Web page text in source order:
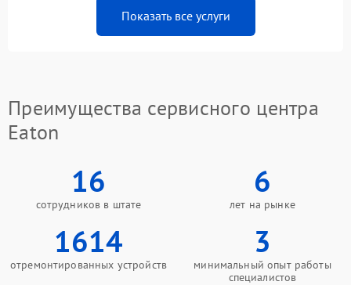
Показать все услуги
Преимущества сервисного центра
Eaton
16
сотрудников в штате
6
лет на рынке
1614
отремонтированных устройств
3
минимальный опыт работы
специалистов